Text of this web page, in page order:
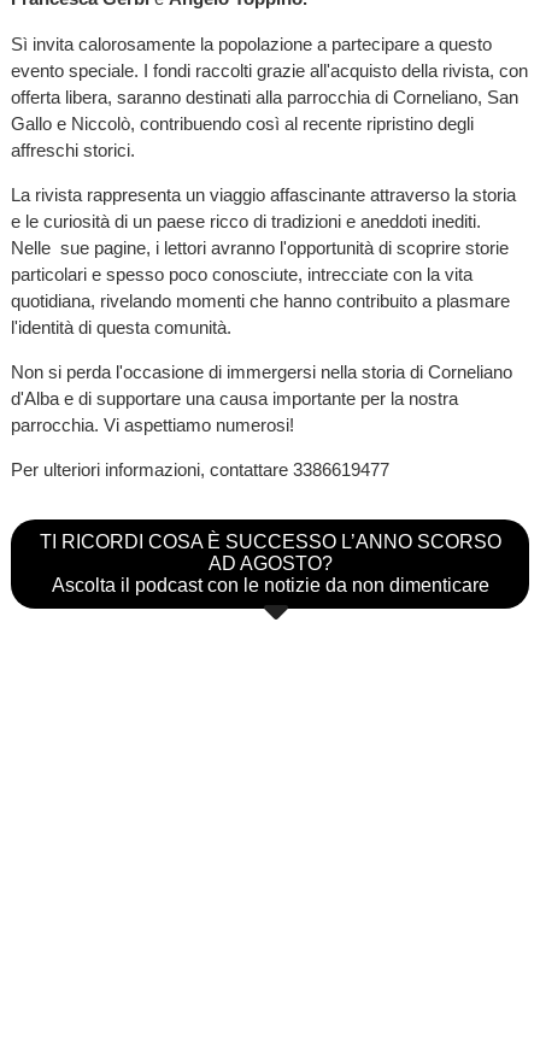
Sì invita calorosamente la popolazione a partecipare a questo
evento speciale. I fondi raccolti grazie all'acquisto della rivista, con
offerta libera, saranno destinati alla parrocchia di Corneliano, San
Gallo e Niccolò, contribuendo così al recente ripristino degli
affreschi storici.
La rivista rappresenta un viaggio affascinante attraverso la storia
e le curiosità di un paese ricco di tradizioni e aneddoti inediti.
Nelle sue pagine, i lettori avranno l'opportunità di scoprire storie
particolari e spesso poco conosciute, intrecciate con la vita
quotidiana, rivelando momenti che hanno contribuito a plasmare
l'identità di questa comunità.
Non si perda l'occasione di immergersi nella storia di Corneliano
d'Alba e di supportare una causa importante per la nostra
parrocchia. Vi aspettiamo numerosi!
Per ulteriori informazioni, contattare 3386619477
TI RICORDI COSA È SUCCESSO L’ANNO SCORSO
AD AGOSTO?
Ascolta il podcast con le notizie da non dimenticare